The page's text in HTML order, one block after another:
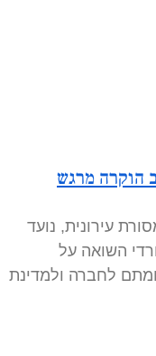
הוקרה מרגש
עירונית, נועד
השואה על
לחברה ולמדינת